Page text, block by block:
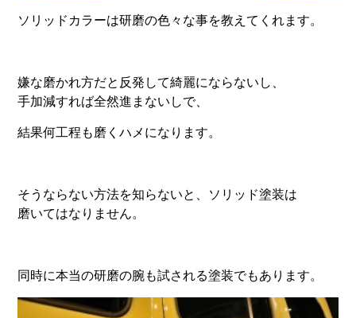
ソリッドカラーは研磨の色々な事を教えてくれます。
嫌な磨かれ方だと反発して綺麗にならないし、
手加減すれば全然進まないしで、
結果何工程も磨くハメになります。
そうならない方法を知らないと、ソリッド塗装は
磨いてはなりません。
同時に本当の研磨の腕も試される塗装でもあります。